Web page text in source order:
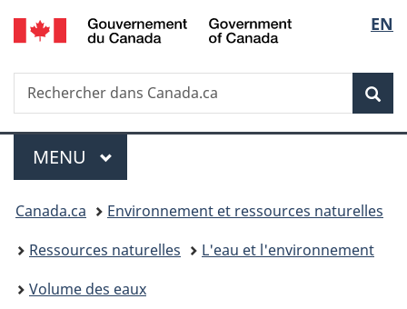
Passer
au
principal
Passer
à
Au
du
Passer
à
version
simplifiée
de
la
EN
Recherche
Rechercher
dans
Menu
MENU PRINCIPAL
Vous
êtes
ici :
Canada.ca
Environnement et ressources naturelles
Ressources naturelles
L'eau et l'environnement
Volume des eaux